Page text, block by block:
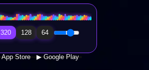
Radio Sfera Music
320 128 64
App Store ▶ Google Play